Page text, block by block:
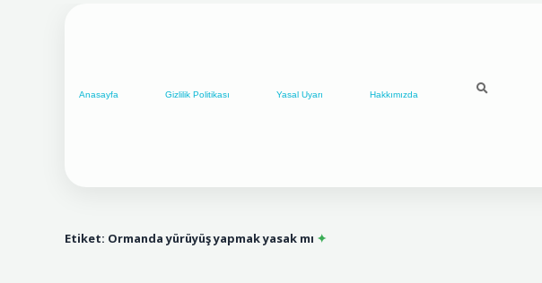
Anasayfa Gizlilik Politikası Yasal Uyarı Hakkımızda
Etiket: Ormanda yürüyüş yapmak yasak mı